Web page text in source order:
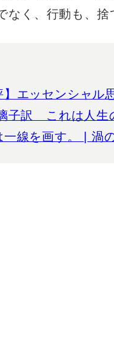
なく、行動も、
】エッセンシャ
子訳 これは人生
一線を画す。 | 渦